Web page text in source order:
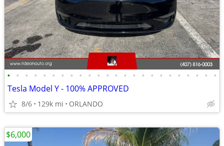
• • • • • • • • • • • • • • • • • • • • • • • •
Tesla Model Y - 100% APPROVED
8/6 129k mi ORLANDO
$6,000